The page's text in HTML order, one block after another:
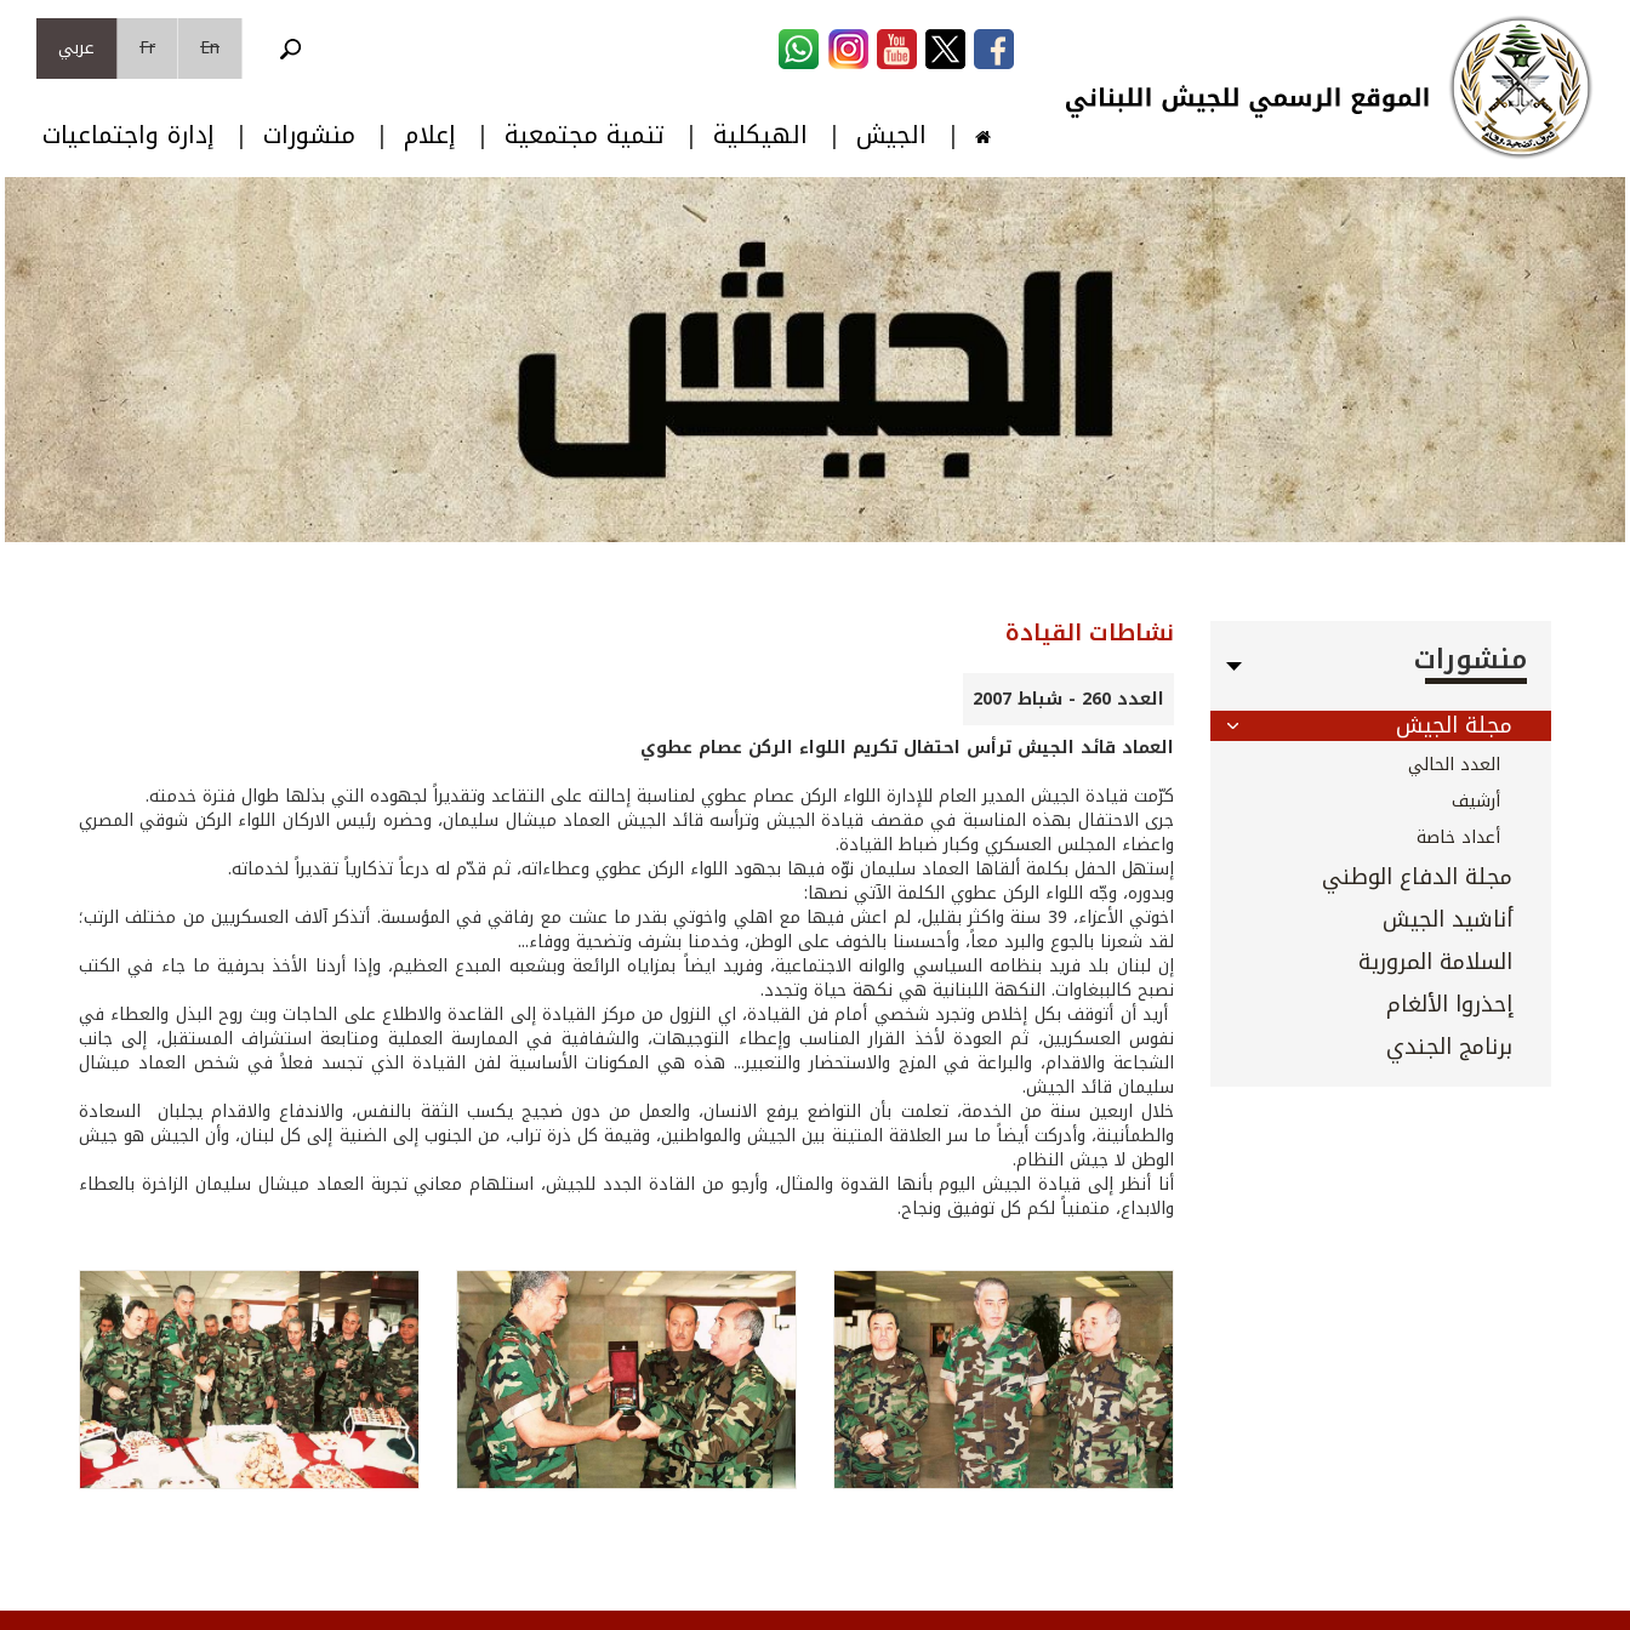
تجاوز إلى المحتوى الرئيسي
Skip to navigation
En
Fr عربي
الجيش الهيكلية تنمية مجتمعية إعلام منشورات إدارة واجتماعيات
منشورات
مجلة الجيش
العدد الحالي
أرشيف
أعداد خاصة
مجلة الدفاع الوطني
أناشيد الجيش
السلامة المرورية
إحذروا الألغام
برنامج الجندي
نشاطات القيادة
العدد 260 - شباط 2007
العماد قائد الجيش ترأس احتفال تكريم اللواء الركن عصام عطوي
كرّمت قيادة الجيش المدير العام للإدارة اللواء الركن عصام عطوي لمناسبة إحالته على التقاعد وتقديراً لجهوده التي بذلها طوال فترة خدمته.
جرى الاحتفال بهذه المناسبة في مقصف قيادة الجيش وترأسه قائد الجيش العماد ميشال سليمان، وحضره رئيس الاركان اللواء الركن شوقي المصري
واعضاء المجلس العسكري وكبار ضباط القيادة.
إستهل الحفل بكلمة ألقاها العماد سليمان نوّه فيها بجهود اللواء الركن عطوي وعطاءاته، ثم قدّم له درعاً تذكارياً تقديراً لخدماته.
وبدوره، وجّه اللواء الركن عطوي الكلمة الآتي نصها:
اخوتي الأعزاء، 39 سنة واكثر بقليل، لم اعش فيها مع اهلي واخوتي بقدر ما عشت مع رفاقي في المؤسسة. أتذكر آلاف العسكريين من مختلف الرتب؛
لقد شعرنا بالجوع والبرد معاً، وأحسسنا بالخوف على الوطن، وخدمنا بشرف وتضحية ووفاء...
إن لبنان بلد فريد بنظامه السياسي والوانه الاجتماعية، وفريد ايضاً بمزاياه الرائعة وبشعبه المبدع العظيم، وإذا أردنا الأخذ بحرفية ما جاء في الكتب
نصبح كالببغاوات. النكهة اللبنانية هي نكهة حياة وتجدد.
أريد أن أتوقف بكل إخلاص وتجرد شخصي أمام فن القيادة، اي النزول من مركز القيادة إلى القاعدة والاطلاع على الحاجات وبث روح البذل والعطاء في
نفوس العسكريين، ثم العودة لأخذ القرار المناسب وإعطاء التوجيهات، والشفافية في الممارسة العملية ومتابعة استشراف المستقبل، إلى جانب
الشجاعة والاقدام، والبراعة في المزج والاستحضار والتعبير... هذه هي المكونات الأساسية لفن القيادة الذي تجسد فعلاً في شخص العماد ميشال
سليمان قائد الجيش.
خلال اربعين سنة من الخدمة، تعلمت بأن التواضع يرفع الانسان، والعمل من دون ضجيج يكسب الثقة بالنفس، والاندفاع والاقدام يجلبان السعادة
والطمأنينة، وأدركت أيضاً ما سر العلاقة المتينة بين الجيش والمواطنين، وقيمة كل ذرة تراب، من الجنوب إلى الضنية إلى كل لبنان، وأن الجيش هو جيش
الوطن لا جيش النظام.
أنا أنظر إلى قيادة الجيش اليوم بأنها القدوة والمثال، وأرجو من القادة الجدد للجيش، استلهام معاني تجربة العماد ميشال سليمان الزاخرة بالعطاء
والابداع، متمنياً لكم كل توفيق ونجاح.